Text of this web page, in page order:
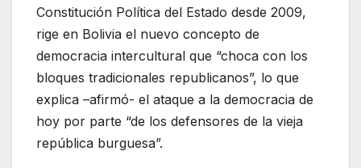
Constitución Política del Estado desde 2009,
rige en Bolivia el nuevo concepto de
democracia intercultural que “choca con los
bloques tradicionales republicanos”, lo que
explica –afirmó- el ataque a la democracia de
hoy por parte “de los defensores de la vieja
república burguesa”.